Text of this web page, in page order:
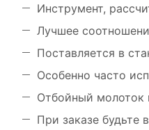
Инструмент,
Лучшее
Поставляется в
Особенно часто
Отбойный молоток
При заказе будьте